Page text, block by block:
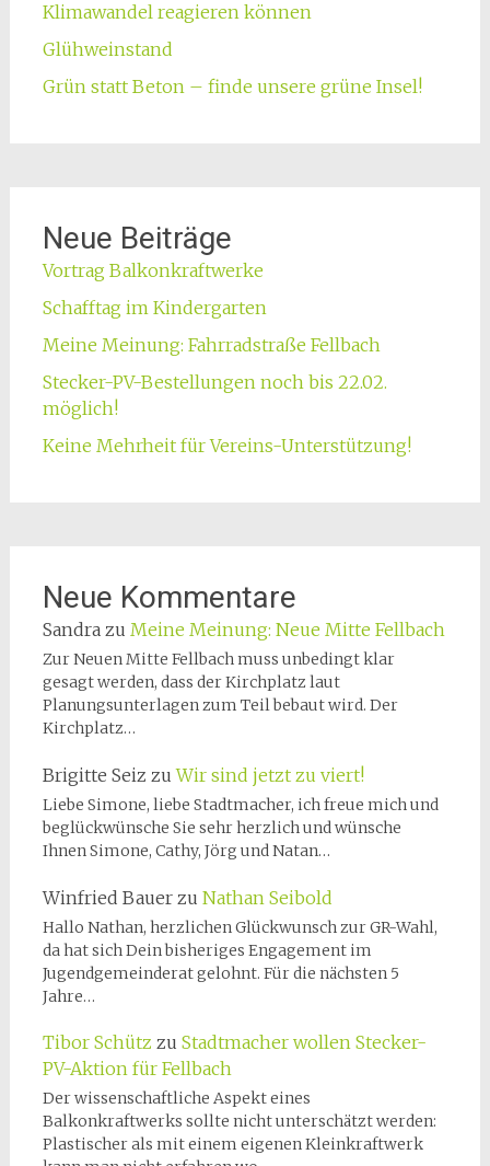
Klimawandel reagieren können
Glühweinstand
Grün statt Beton – finde unsere grüne Insel!
Neue Beiträge
Vortrag Balkonkraftwerke
Schafftag im Kindergarten
Meine Meinung: Fahrradstraße Fellbach
Stecker-PV-Bestellungen noch bis 22.02.
möglich!
Keine Mehrheit für Vereins-Unterstützung!
Neue Kommentare
Sandrazu Meine Meinung: Neue Mitte Fellbach
Zur Neuen Mitte Fellbach muss unbedingt klar
gesagt werden, dass der Kirchplatz laut
Planungsunterlagen zum Teil bebaut wird. Der
Kirchplatz…
Brigitte Seiz zuWir sind jetzt zu viert!
Liebe Simone, liebe Stadtmacher, ich freue mich und
beglückwünsche Sie sehr herzlich und wünsche
Ihnen Simone, Cathy, Jörg und Natan…
Winfried Bauerzu Nathan Seibold
Hallo Nathan, herzlichen Glückwunsch zur GR-Wahl,
da hat sich Dein bisheriges Engagement im
Jugendgemeinderat gelohnt. Für die nächsten 5
Jahre…
Tibor Schütz zu Stadtmacher wollen Stecker-
PV-Aktion für Fellbach
Der wissenschaftliche Aspekt eines
Balkonkraftwerks sollte nicht unterschätzt werden:
Plastischer als mit einem eigenen Kleinkraftwerk